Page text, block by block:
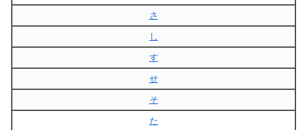
さ
し
す
せ
そ
た